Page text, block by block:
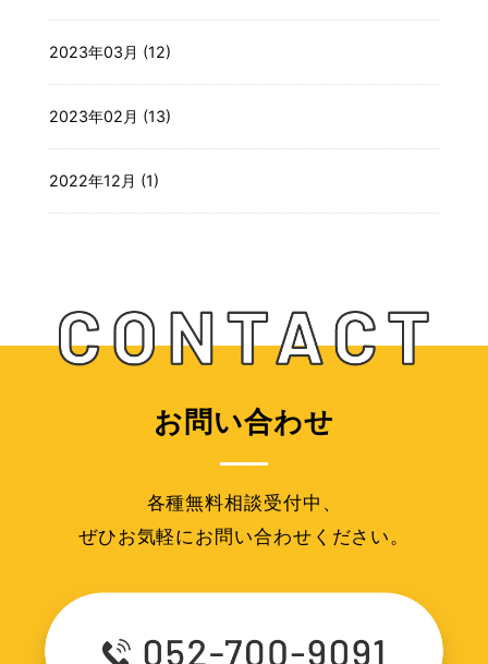
2023年03月 (12)
2023年02月 (13)
2022年12月 (1)
お問い合わせ
各種無料相談受付中、
ぜひお気軽にお問い合わせください。